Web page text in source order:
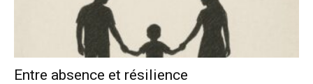
voix
Entre absence et résilience